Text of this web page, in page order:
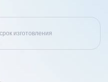
изготовления